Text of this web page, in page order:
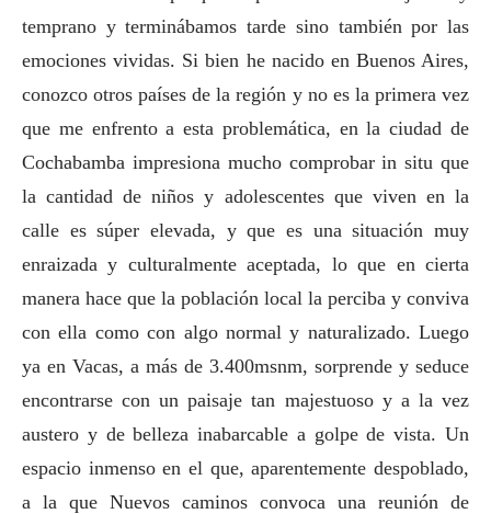
temprano y terminábamos tarde sino también por las
emociones vividas. Si bien he nacido en Buenos Aires,
conozco otros países de la región y no es la primera vez
que me enfrento a esta problemática, en la ciudad de
Cochabamba impresiona mucho comprobar in situ que
la cantidad de niños y adolescentes que viven en la
calle es súper elevada, y que es una situación muy
enraizada y culturalmente aceptada, lo que en cierta
manera hace que la población local la perciba y conviva
con ella como con algo normal y naturalizado. Luego
ya en Vacas, a más de 3.400msnm, sorprende y seduce
encontrarse con un paisaje tan majestuoso y a la vez
austero y de belleza inabarcable a golpe de vista. Un
espacio inmenso en el que, aparentemente despoblado,
a la que Nuevos caminos convoca una reunión de